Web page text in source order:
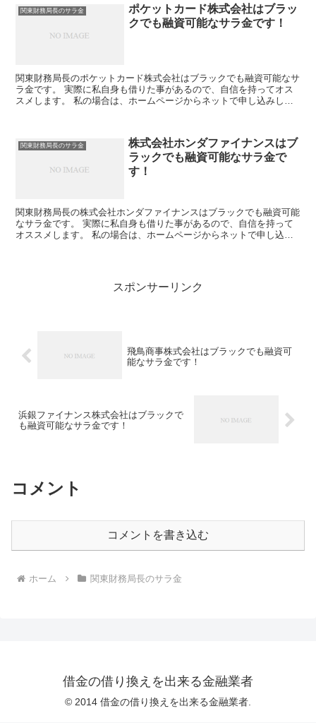
関東財務局長のサラ金
ポケットカード株式会社はブラッ
クでも融資可能なサラ金です！
関東財務局長のポケットカード株式会社はブラックでも融資可能なサ
ラ金です。 実際に私自身も借りた事があるので、自信を持ってオス
スメします。 私の場合は、ホームページからネットで申し込みした
関東財務局長のサラ金
株式会社ホンダファイナンスはブ
ラックでも融資可能なサラ金で
す！
関東財務局長の株式会社ホンダファイナンスはブラックでも融資可能
なサラ金です。 実際に私自身も借りた事があるので、自信を持って
オススメします。 私の場合は、ホームページからネットで申し込み
スポンサーリンク
飛鳥商事株式会社はブラックでも融資可
能なサラ金です！
浜銀ファイナンス株式会社はブラックで
も融資可能なサラ金です！
コメント
コメントを書き込む
ホーム 関東財務局長のサラ金
借金の借り換えを出来る金融業者
© 2014 借金の借り換えを出来る金融業者.